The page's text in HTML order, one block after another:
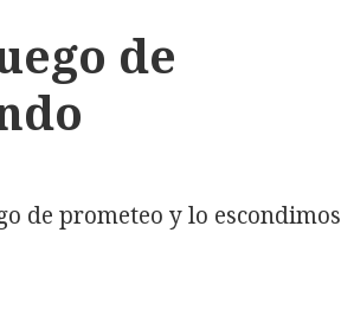
de
de prometeo y lo escondimos